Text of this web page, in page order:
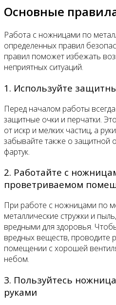
Основные
Работа с ножницами по
определенных правил
правил поможет избежать
неприятных ситуаций.
1. Используйте
Перед началом работы
защитные очки и перчатки.
от искр и мелких частиц, а
забывайте также о защитной
фартук.
2. Работайте с
проветриваемом
При работе с ножницами по
металлические стружки и
вредными для здоровья.
вредных веществ, проводите
помещении с хорошей
небом.
3. Пользуйтесь
руками